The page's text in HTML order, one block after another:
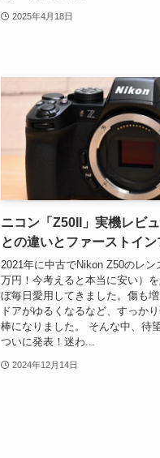
2025年4月18日
ニコン「Z50II」実機レビュ
との違いとファーストイ
2021年に中古でNikon Z50のレン
万円！今考えると本当に安い）
ぼ毎日愛用してきました。傷も
ドアがゆるくなるなど、すっか
棒になりました。 そんな中、待
ついに発表！迷わ...
2024年12月14日